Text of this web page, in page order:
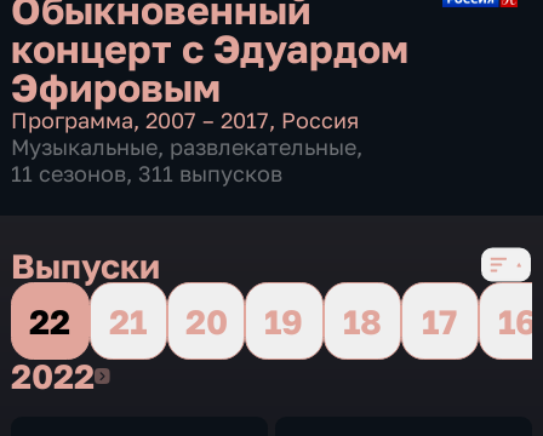
концерт с Эдуардом
Эфировым
Программа,2007 – 2017, Россия
Музыкальные, развлекательные,
11 сезонов, 311 выпусков
Выпуски
22
21 20 19 18 17
16
20222022